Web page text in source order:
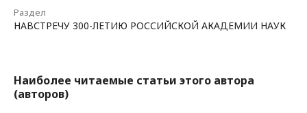
Раздел
НАВСТРЕЧУ 300-ЛЕТИЮ РОССИЙСКОЙ АКАДЕМИИ НАУК
Наиболее читаемые статьи этого автора
(авторов)